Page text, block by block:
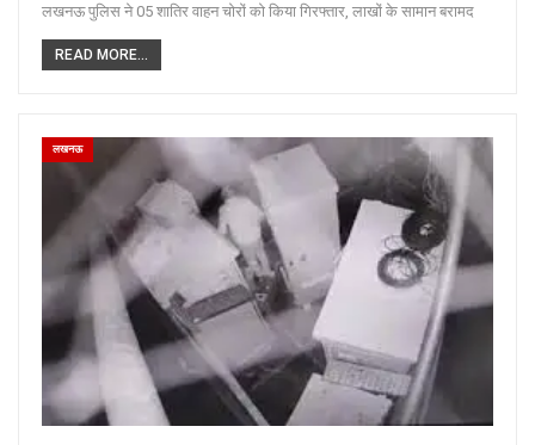
लखनऊ पुलिस ने 05 शातिर वाहन चोरों को किया गिरफ्तार, लाखों के सामान बरामद
READ MORE...
लखनऊ